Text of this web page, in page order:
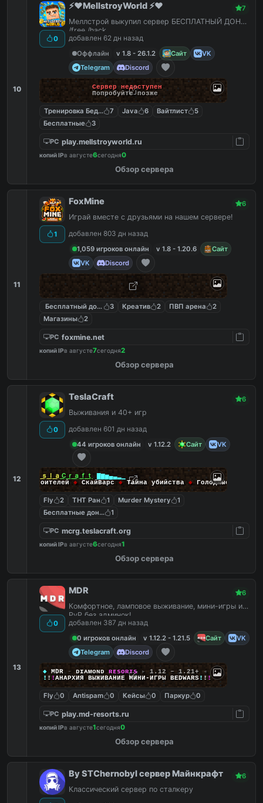
10
0
⚡️❤️MellstroyWorld ⚡️❤️ 7
Меллстрой выкупил сервер БЕСПЛАТНЫЙ ДОНАТ
/free /hack
добавлен 62 дн назад
Оффлайн
v 1.8 - 26.1.2 Сайт
VK
Telegram
Discord
Сервер недоступен
Попробуйте позже
Тренировка Бед Варс
7 Java 6 Вайтлист
5
Бесплатные
3
PC play.mellstroyworld.ru
копий IPв августе6сегодня0
Обзор сервера
11
1
FoxMine 6
Играй вместе с друзьями на нашем сервере!
добавлен 803 дн назад
1,059 игроков онлайн
v 1.8 - 1.20.6
Сайт
VK
Discord
Бесплатный донат 3 Креатив 2 ПВП арена
2
Магазины
2
PC foxmine.net
копий IPв августе7сегодня2
Обзор сервера
12
0
TeslaCraft 6
Выживания и 40+ игр
добавлен 601 дн назад
44 игроков онлайн
v 1.12.2 Сайт VK
Ｔｅｓｌａ Ｃｒａｆｔ
▇▆▅▄▃▂▁
Битва строителей ◆ СкайВарс ◆ Тайна убийства ◆ Голодные игры
Fly 2 ТНТ Ран 1 Murder Mystery
1
Бесплатные донат кейсы
1
PC mcrg.teslacraft.org
копий IPв августе6сегодня1
Обзор сервера
13
0
MDR 6
Комфортное, ламповое выживание, мини-игры и
PvP без админок!
добавлен 387 дн назад
0 игроков онлайн
v 1.12.2 - 1.21.5 Сайт
VK
Telegram
Discord
◆ MDR - ᴅɪᴀᴍᴏɴᴅ ʀᴇsoʀᴛs ▸ 1.12 – 1.21+
◂
! ! !АНАРХИЯ ВЫЖИВАНИЕ МИНИ‑ИГРЫ BEDWARS! ! !
Fly 0 Antispam 0 Кейсы 0 Паркур 0
PC play.md-resorts.ru
копий IPв августе1сегодня0
Обзор сервера
By STChernobyl сервер Майнкрафт 6
Классический сервер по сталкеру